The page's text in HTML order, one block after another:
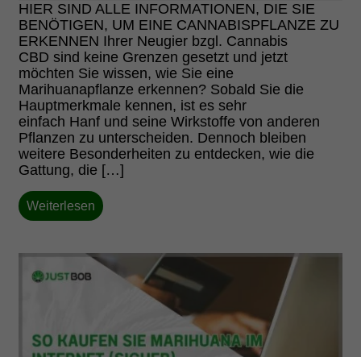
HIER SIND ALLE INFORMATIONEN, DIE SIE
BENÖTIGEN, UM EINE CANNABISPFLANZE ZU
ERKENNEN Ihrer Neugier bzgl. Cannabis
CBD sind keine Grenzen gesetzt und jetzt
möchten Sie wissen, wie Sie eine
Marihuanapflanze erkennen? Sobald Sie die
Hauptmerkmale kennen, ist es sehr
einfach Hanf und seine Wirkstoffe von anderen
Pflanzen zu unterscheiden. Dennoch bleiben
weitere Besonderheiten zu entdecken, wie die
Gattung, die […]
Weiterlesen